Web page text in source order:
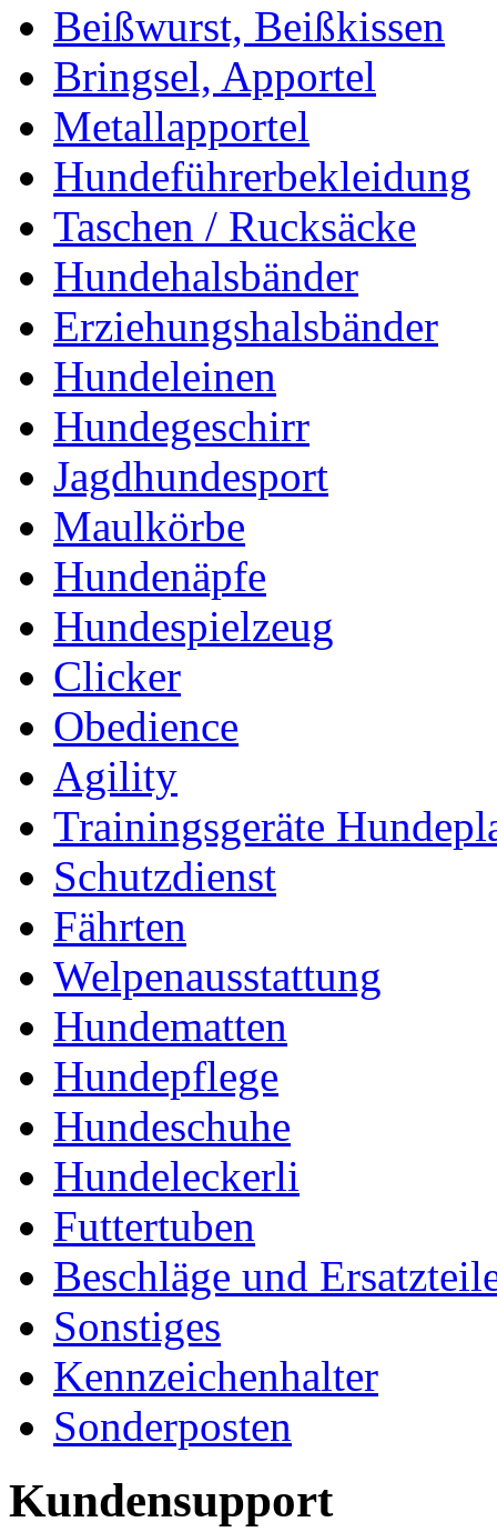
Beißwurst, Beißkissen
Bringsel, Apportel
Metallapportel
Hundeführerbekleidung
Taschen / Rucksäcke
Hundehalsbänder
Erziehungshalsbänder
Hundeleinen
Hundegeschirr
Jagdhundesport
Maulkörbe
Hundenäpfe
Hundespielzeug
Clicker
Obedience
Agility
Trainingsgeräte
Schutzdienst
Fährten
Welpenausstattung
Hundematten
Hundepflege
Hundeschuhe
Hundeleckerli
Futtertuben
Beschläge und
Sonstiges
Kennzeichenhalter
Sonderposten
Kundensupport